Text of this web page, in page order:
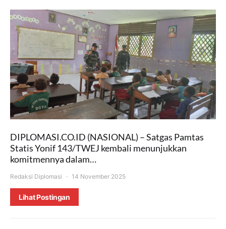
DIPLOMASI.CO.ID (NASIONAL) – Satgas Pamtas
Statis Yonif 143/TWEJ kembali menunjukkan
komitmennya dalam…
Redaksi Diplomasi 14 November 2025
Lihat Postingan